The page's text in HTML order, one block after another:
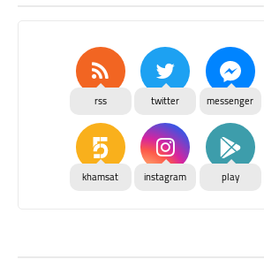
messenger
twitter
rss
play
instagram
khamsat